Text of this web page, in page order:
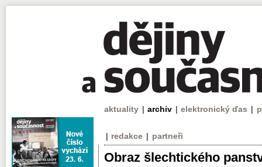
aktuality | archiv | elektronický ďas |
| redakce | partneři
Obraz šlechtického